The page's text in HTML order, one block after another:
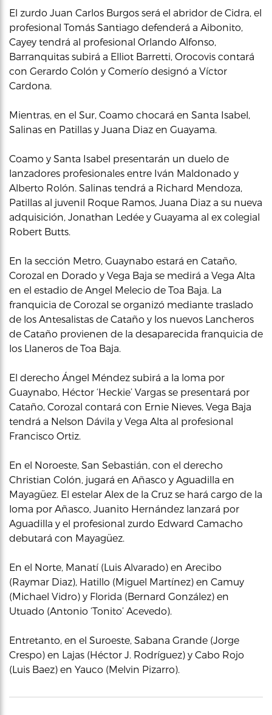
El zurdo Juan Carlos Burgos será el abridor de Cidra, el
profesional Tomás Santiago defenderá a Aibonito,
Cayey tendrá al profesional Orlando Alfonso,
Barranquitas subirá a Elliot Barretti, Orocovis contará
con Gerardo Colón y Comerío designó a Víctor
Cardona.
Mientras, en el Sur, Coamo chocará en Santa Isabel,
Salinas en Patillas y Juana Diaz en Guayama.
Coamo y Santa Isabel presentarán un duelo de
lanzadores profesionales entre Iván Maldonado y
Alberto Rolón. Salinas tendrá a Richard Mendoza,
Patillas al juvenil Roque Ramos, Juana Diaz a su nueva
adquisición, Jonathan Ledée y Guayama al ex colegial
Robert Butts.
En la sección Metro, Guaynabo estará en Cataño,
Corozal en Dorado y Vega Baja se medirá a Vega Alta
en el estadio de Angel Melecio de Toa Baja. La
franquicia de Corozal se organizó mediante traslado
de los Antesalistas de Cataño y los nuevos Lancheros
de Cataño provienen de la desaparecida franquicia de
los Llaneros de Toa Baja.
El derecho Ángel Méndez subirá a la loma por
Guaynabo, Héctor ‘Heckie’ Vargas se presentará por
Cataño, Corozal contará con Ernie Nieves, Vega Baja
tendrá a Nelson Dávila y Vega Alta al profesional
Francisco Ortiz.
En el Noroeste, San Sebastián, con el derecho
Christian Colón, jugará en Añasco y Aguadilla en
Mayagüez. El estelar Alex de la Cruz se hará cargo de la
loma por Añasco, Juanito Hernández lanzará por
Aguadilla y el profesional zurdo Edward Camacho
debutará con Mayagüez.
En el Norte, Manatí (Luis Alvarado) en Arecibo
(Raymar Diaz), Hatillo (Miguel Martínez) en Camuy
(Michael Vidro) y Florida (Bernard González) en
Utuado (Antonio ‘Tonito’ Acevedo).
Entretanto, en el Suroeste, Sabana Grande (Jorge
Crespo) en Lajas (Héctor J. Rodríguez) y Cabo Rojo
(Luis Baez) en Yauco (Melvin Pizarro).